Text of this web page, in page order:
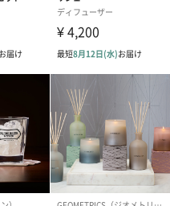
、明るく陽気な気持ち
せるこの象徴的なシトラス
ガモット、気分を高めるス
するレモングラスが主役。
とフレンチラベンダーのス
サンダルウッドのアンダーノ
心のバランスを取り戻し、